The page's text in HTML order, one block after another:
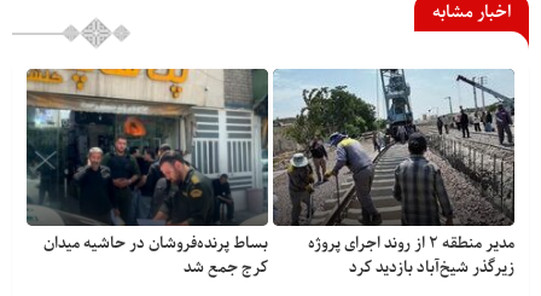
اخبار مشابه
مدیر منطقه ۲ از روند اجرای پروژه
زیرگذر شیخ‌آباد بازدید کرد
بساط پرنده‌فروشان در حاشیه میدان
کرج جمع شد